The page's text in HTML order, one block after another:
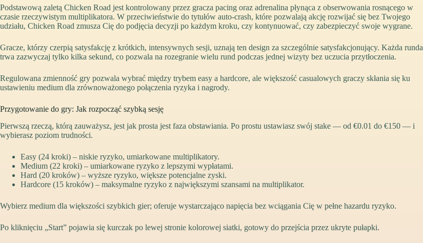
Podstawową zaletą Chicken Road jest kontrolowany przez gracza pacing oraz adrenalina płynąca z obserwowania rosnącego w
czasie rzeczywistym multiplikatora. W przeciwieństwie do tytułów auto‑crash, które pozwalają akcję rozwijać się bez Twojego
udziału, Chicken Road zmusza Cię do podjęcia decyzji po każdym kroku, czy kontynuować, czy zabezpieczyć swoje wygrane.
Gracze, którzy czerpią satysfakcję z krótkich, intensywnych sesji, uznają ten design za szczególnie satysfakcjonujący. Każda runda
trwa zazwyczaj tylko kilka sekund, co pozwala na rozegranie wielu rund podczas jednej wizyty bez uczucia przytłoczenia.
Regulowana zmienność gry pozwala wybrać między trybem easy a hardcore, ale większość casualowych graczy skłania się ku
ustawieniu medium dla zrównoważonego połączenia ryzyka i nagrody.
Przygotowanie do gry: Jak rozpocząć szybką sesję
Pierwszą rzeczą, którą zauważysz, jest jak prosta jest faza obstawiania. Po prostu ustawiasz swój stake — od €0.01 do €150 — i
wybierasz poziom trudności.
Easy (24 kroki) – niskie ryzyko, umiarkowane multiplikatory.
Medium (22 kroki) – umiarkowane ryzyko z lepszymi wypłatami.
Hard (20 kroków) – wyższe ryzyko, większe potencjalne zyski.
Hardcore (15 kroków) – maksymalne ryzyko z największymi szansami na multiplikator.
Wybierz medium dla większości szybkich gier; oferuje wystarczająco napięcia bez wciągania Cię w pełne hazardu ryzyko.
Po kliknięciu „Start” pojawia się kurczak po lewej stronie kolorowej siatki, gotowy do przejścia przez ukryte pułapki.